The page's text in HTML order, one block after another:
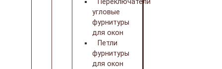
угловые
фурнитуры
для окон
Петли
фурнитуры
для окон